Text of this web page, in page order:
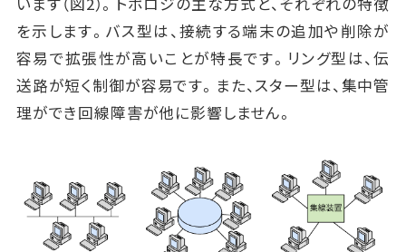
を示します。バス型は、接続する端末の追加や削除が
容易で拡張性が高いことが特長です。リング型は、伝
送路が短く制御が容易です。また、スター型は、集中管
理ができ回線障害が他に影響しません。